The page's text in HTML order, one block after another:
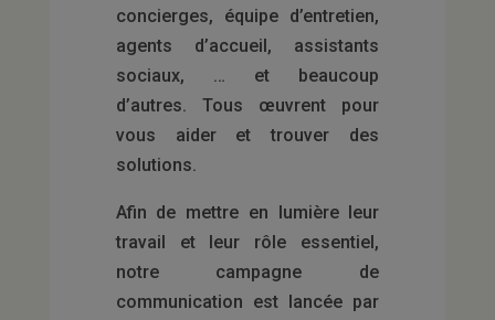
concierges, équipe d’entretien,
agents d’accueil, assistants
sociaux, … et beaucoup
d’autres. Tous œuvrent pour
vous aider et trouver des
solutions.
Afin de mettre en lumière leur
travail et leur rôle essentiel,
notre campagne de
communication est lancée par